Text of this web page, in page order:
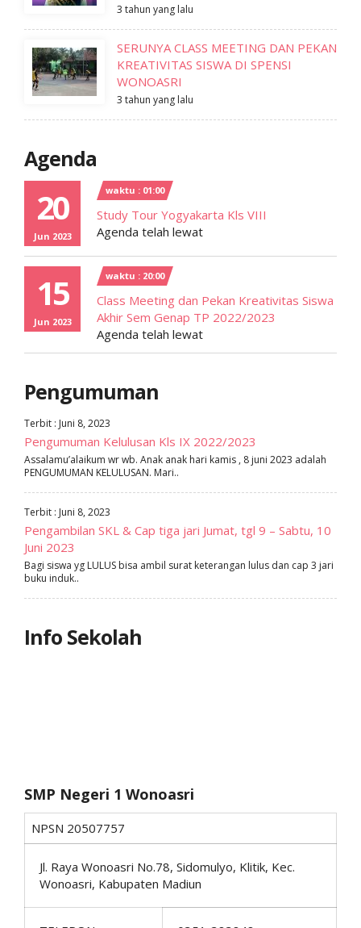
3 tahun yang lalu
SERUNYA CLASS MEETING DAN PEKAN
KREATIVITAS SISWA DI SPENSI
WONOASRI
3 tahun yang lalu
Agenda
20
Jun 2023
waktu : 01:00
Study Tour Yogyakarta Kls VIII
Agenda telah lewat
15
Jun 2023
waktu : 20:00
Class Meeting dan Pekan Kreativitas Siswa
Akhir Sem Genap TP 2022/2023
Agenda telah lewat
Pengumuman
Terbit : Juni 8, 2023
Pengumuman Kelulusan Kls IX 2022/2023
Assalamu’alaikum wr wb. Anak anak hari kamis , 8 juni 2023 adalah
PENGUMUMAN KELULUSAN. Mari..
Terbit : Juni 8, 2023
Pengambilan SKL & Cap tiga jari Jumat, tgl 9 – Sabtu, 10
Juni 2023
Bagi siswa yg LULUS bisa ambil surat keterangan lulus dan cap 3 jari
buku induk..
Info Sekolah
SMP Negeri 1 Wonoasri
NPSN 20507757
Jl. Raya Wonoasri No.78, Sidomulyo, Klitik, Kec.
Wonoasri, Kabupaten Madiun